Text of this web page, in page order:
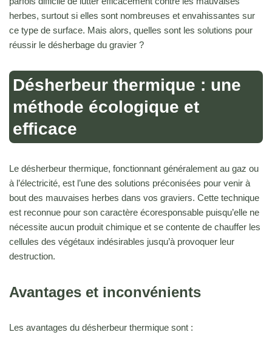
herbes, surtout si elles sont nombreuses et envahissantes sur
ce type de surface. Mais alors, quelles sont les solutions pour
réussir le désherbage du gravier ?
Désherbeur thermique : une
méthode écologique et
efficace
Le désherbeur thermique, fonctionnant généralement au gaz ou
à l’électricité, est l’une des solutions préconisées pour venir à
bout des mauvaises herbes dans vos graviers. Cette technique
est reconnue pour son caractère écoresponsable puisqu’elle ne
nécessite aucun produit chimique et se contente de chauffer les
cellules des végétaux indésirables jusqu’à provoquer leur
destruction.
Avantages et inconvénients
Les avantages du désherbeur thermique sont :